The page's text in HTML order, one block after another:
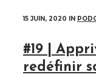
15 JUIN, 2020 IN
#19 |
redéfinir